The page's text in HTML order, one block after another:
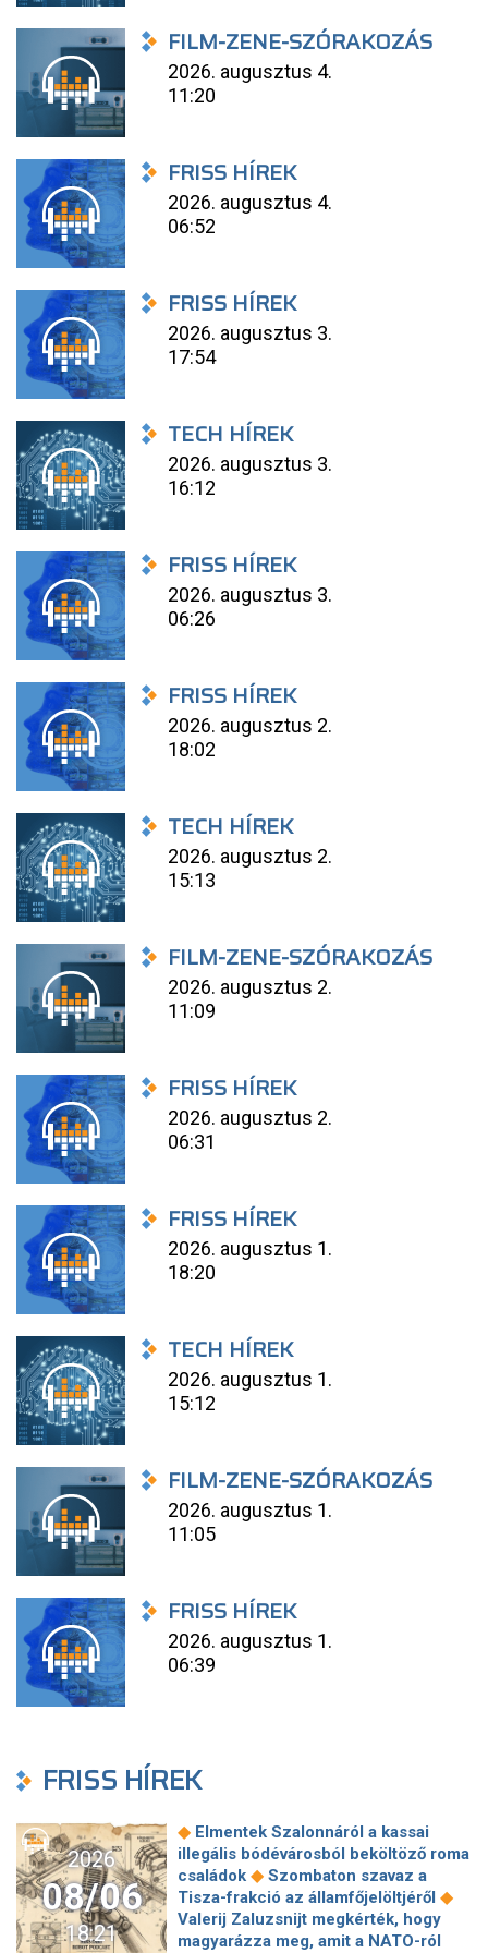
FILM-ZENE-SZÓRAKOZÁS
2026. augusztus 4.
11:20
FRISS HÍREK
2026. augusztus 4.
06:52
FRISS HÍREK
2026. augusztus 3.
17:54
TECH HÍREK
2026. augusztus 3.
16:12
FRISS HÍREK
2026. augusztus 3.
06:26
FRISS HÍREK
2026. augusztus 2.
18:02
TECH HÍREK
2026. augusztus 2.
15:13
FILM-ZENE-SZÓRAKOZÁS
2026. augusztus 2.
11:09
FRISS HÍREK
2026. augusztus 2.
06:31
FRISS HÍREK
2026. augusztus 1.
18:20
TECH HÍREK
2026. augusztus 1.
15:12
FILM-ZENE-SZÓRAKOZÁS
2026. augusztus 1.
11:05
FRISS HÍREK
2026. augusztus 1.
06:39
FRISS HÍREK
2026
08/06
18:21
◆ Elmentek Szalonnáról a kassai
illegális bódévárosból beköltöző roma
családok ◆ Szombaton szavaz a
Tisza-frakció az államfőjelöltjéről ◆
Valerij Zaluzsnijt megkérték, hogy
magyarázza meg, amit a NATO-ról